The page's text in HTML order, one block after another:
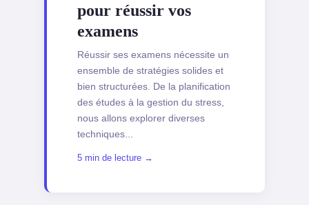
pour réussir vos
examens
Réussir ses examens nécessite un
ensemble de stratégies solides et
bien structurées. De la planification
des études à la gestion du stress,
nous allons explorer diverses
techniques...
5 min de lecture →